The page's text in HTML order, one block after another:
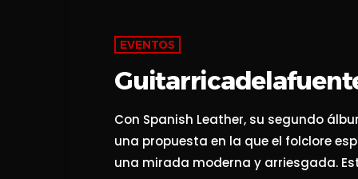
EVENTOS
Con Spanish Leather, su segundo
una propuesta en la que el folclore
una mirada moderna y arriesgada.